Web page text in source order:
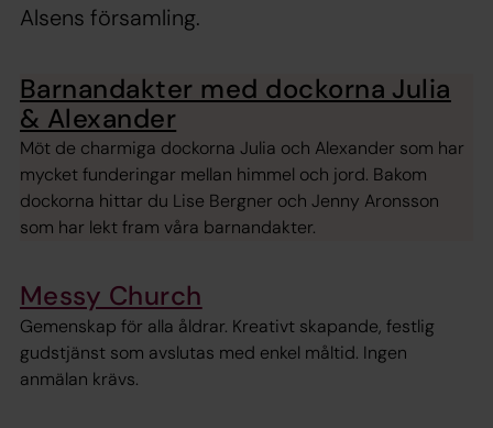
Alsens församling.
Barnandakter med dockorna Julia
& Alexander
Möt de charmiga dockorna Julia och Alexander som har
mycket funderingar mellan himmel och jord. Bakom
dockorna hittar du Lise Bergner och Jenny Aronsson
som har lekt fram våra barnandakter.
Messy Church
Gemenskap för alla åldrar. Kreativt skapande, festlig
gudstjänst som avslutas med enkel måltid. Ingen
anmälan krävs.